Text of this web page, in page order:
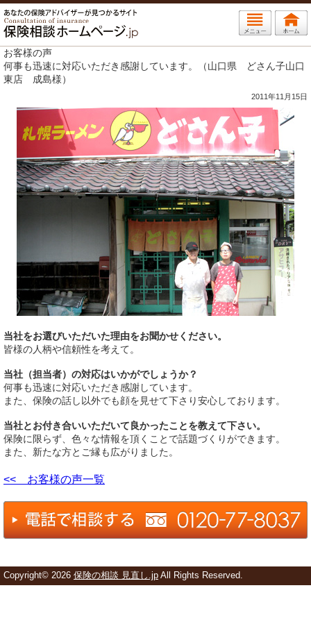
お客様の声
何事も迅速に対応いただき感謝しています。（山口県 どさん子山口
東店 成島様）
2011年11月15日
当社をお選びいただいた理由をお聞かせください。
皆様の人柄や信頼性を考えて。
当社（担当者）の対応はいかがでしょうか？
何事も迅速に対応いただき感謝しています。
また、保険の話し以外でも顔を見せて下さり安心しております。
当社とお付き合いいただいて良かったことを教えて下さい。
保険に限らず、色々な情報を頂くことで話題づくりができます。
また、新たな方とご縁も広がりました。
<< お客様の声一覧
Copyright© 2026 保険の相談 見直し.jp All Rights Reserved.